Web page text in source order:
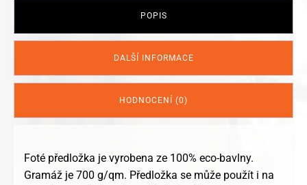
POPIS
DALŠÍ INFORMACE
HODNOCENÍ (0)
Foté předložka je vyrobena ze 100% eco-bavlny.
Gramáž je 700 g/qm. Předložka se může použít i na